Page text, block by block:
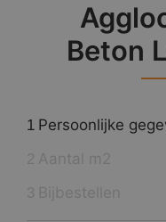
Beton
1 Persoonlijke